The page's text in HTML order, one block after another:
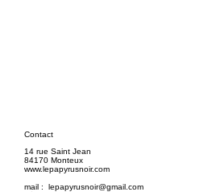
Contact
14 rue Saint Jean
84170 Monteux
www.lepapyrusnoir.com
mail : lepapyrusnoir@gmail.com